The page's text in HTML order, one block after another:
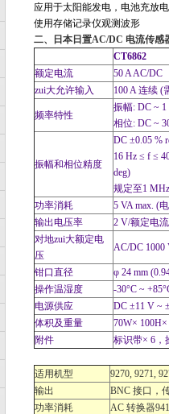
应用于太阳能发电，电池充放
使用存储记录仪观测波形
二、
日本日置AC/DC 电流传感
CT6862
额定电流
50 A AC/DC
zui大允许输入
100 A 连续 (
频率特性
振幅: DC ~
相位: DC ~
振幅和相位精度
DC ±0.05 %
16 Hz ≤ f ≤
deg)
规定至1 MHz
功率消耗
5 VA max. (
输出电压率
2 V/额定电
对地zui大额定电
压
AC/DC 1000
钳口直径
φ 24 mm
操作温湿度
-30°C ~
电源供应
DC ±11 V ~
体积及重量
70W×
附件
标识带× 6，
适用机型
9270, 9271,
输出
BNC 接口，
功率消耗
AC 转换器